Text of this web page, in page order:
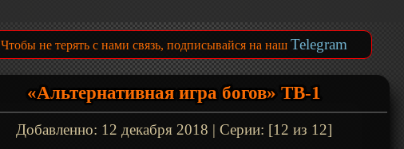
Чтобы не терять с нами связь, подписывайся на наш Telegram
«Альтернативная игра богов» ТВ-1
Добавленно: 12 декабря 2018 | Серии: [12 из 12]